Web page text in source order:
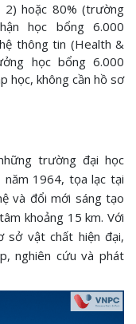
hoặc 80% (trường
học bổng 6.000
thông tin (Health &
học bổng 6.000
học, không cần hồ sơ
trường đại học
năm 1964, tọa lạc tại
và đổi mới sáng tạo
khoảng 15 km. Với
sở vật chất hiện đại,
nghiên cứu và phát